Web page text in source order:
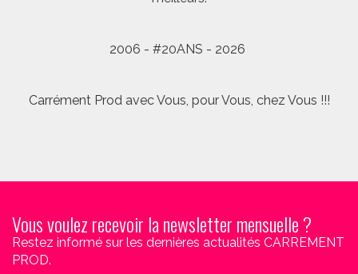
2006 - #20ANS - 2026
Carrément Prod avec Vous, pour Vous, chez Vous !!!
Vous voulez recevoir la newsletter mensuelle ?
Restez informé sur les dernières actualités CARREMENT
PROD.